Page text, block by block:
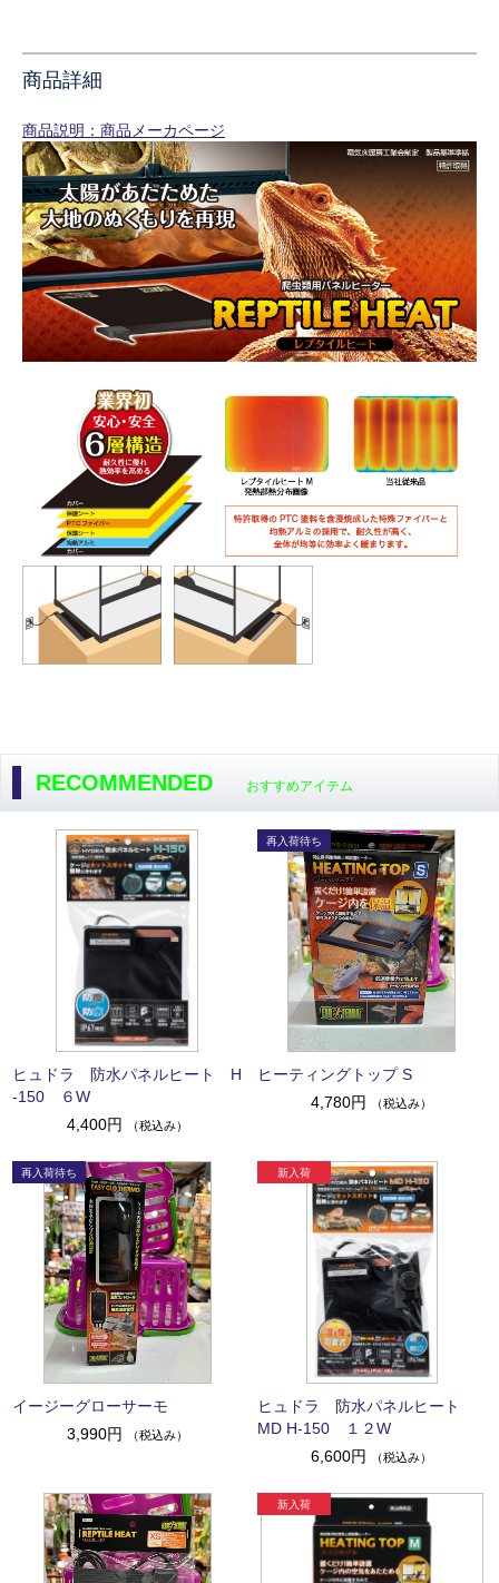
商品詳細
商品説明：商品メーカページ
RECOMMENDED おすすめアイテム
ヒュドラ 防水パネルヒート H
-150 ６W
4,400円
（税込み）
ヒーティングトップ S
4,780円
（税込み）
イージーグローサーモ
3,990円
（税込み）
ヒュドラ 防水パネルヒート
MD H-150 １２W
6,600円
（税込み）